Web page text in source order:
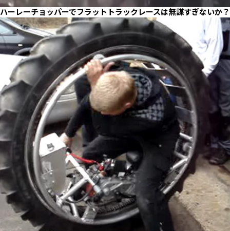
ハーレーチョッパーでフラットトラックレースは無謀すぎないか？